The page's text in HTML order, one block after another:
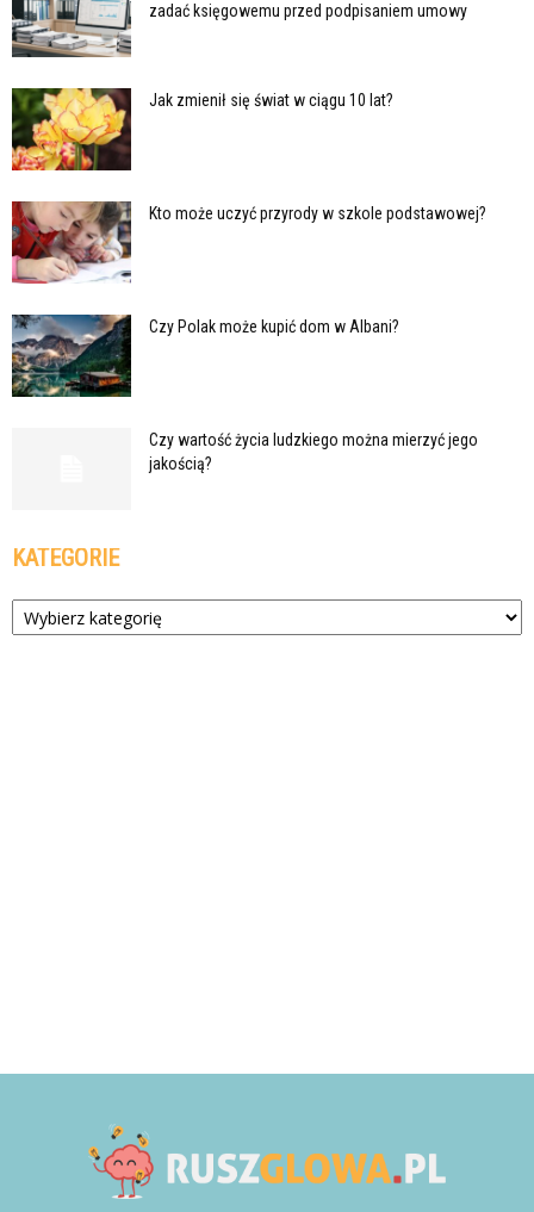
zadać księgowemu przed podpisaniem umowy
Jak zmienił się świat w ciągu 10 lat?
Kto może uczyć przyrody w szkole podstawowej?
Czy Polak może kupić dom w Albani?
Czy wartość życia ludzkiego można mierzyć jego
jakością?
KATEGORIE
Kategorie